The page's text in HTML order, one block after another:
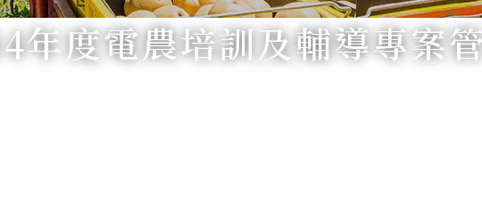
年度電農培訓及輔導專案